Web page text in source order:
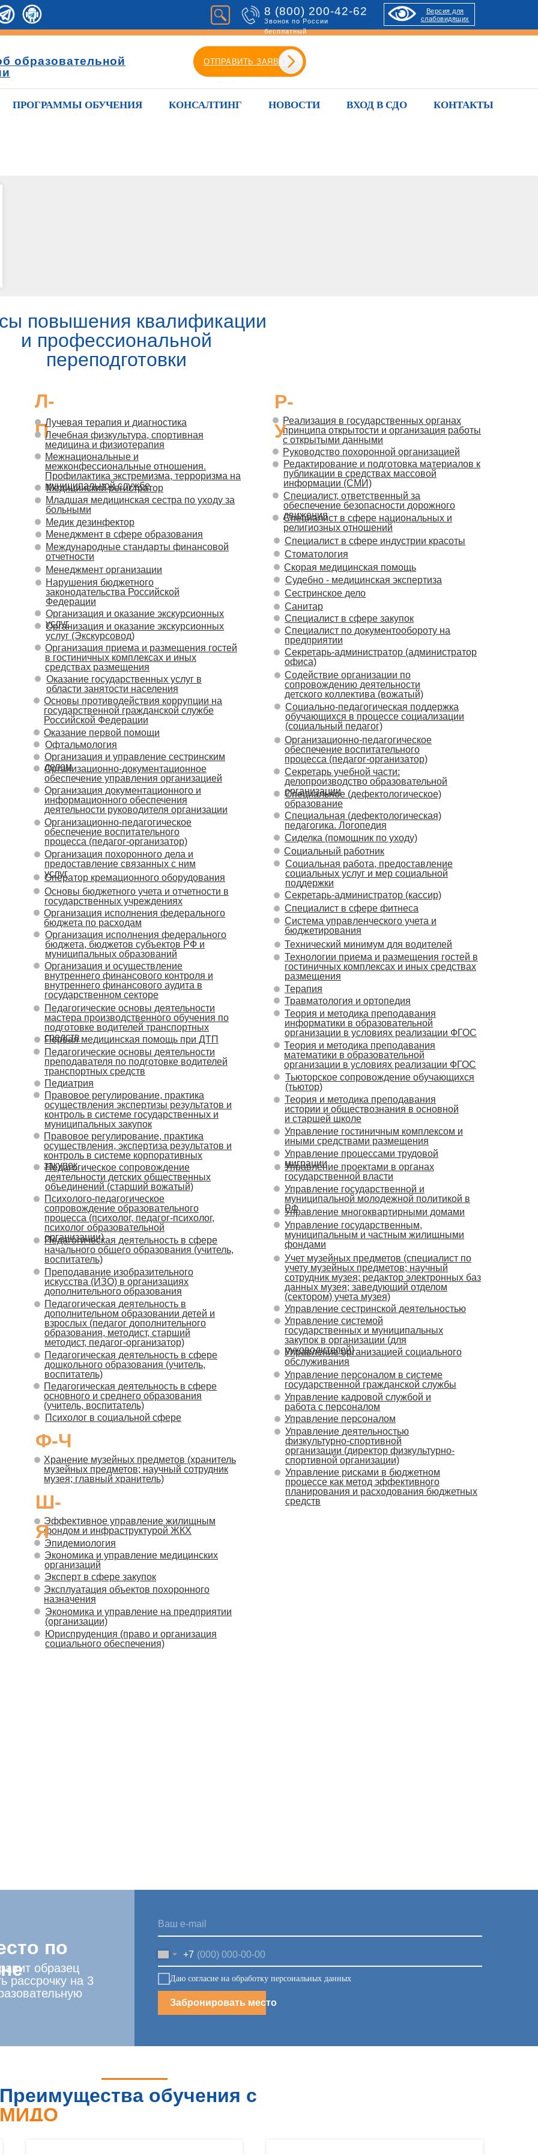
8 (800) 200-42-62
Звонок по России
бесплатный
ОТПРАВИТЬ ЗАЯВКУ
Версия для
слабовидящих
образовательной
ПРОГРАММЫ ОБУЧЕНИЯ КОНСАЛТИНГ НОВОСТИ ВХОД В СДО КОНТАКТЫ
повышения квалификации
и профессиональной
переподготовки
Л-
ПЛечебная физкультура, спортивная
медицина и физиотерапия
Лучевая терапия и диагностика
Межнациональные и
межконфессиональные отношения.
Профилактика экстремизма, терроризма на
муниципальной службе
Медицинский регистратор
Медик дезинфектор
Младшая медицинская сестра по уходу за
больными
Менеджмент организации
Менеджмент в сфере образования
Международные стандарты финансовой
отчетности
Нарушения бюджетного
законодательства Российской
Федерации
Организация и оказание экскурсионных
услуг
Организация и оказание экскурсионных
услуг (Экскурсовод)
Организация приема и размещения гостей
в гостиничных комплексах и иных
средствах размещения
Оказание государственных услуг в
области занятости населения
Основы противодействия коррупции на
государственной гражданской службе
Российской Федерации
Оказание первой помощи
Офтальмология
Организационно-документационное
обеспечение управления организацией
Организация и управление сестринским
делом
Организация документационного и
информационного обеспечения
деятельности руководителя организации
Реализация в государственных органах
принципа открытости и организация работы
с открытыми данными
Руководство похоронной организацией
Специалист, ответственный за
обеспечение безопасности дорожного
движения
Редактирование и подготовка материалов к
публикации в средствах массовой
информации (СМИ)
Специалист в сфере национальных и
религиозных отношений
Р-
У
Стоматология
Специалист в сфере индустрии красоты
Скорая медицинская помощь
Судебно - медицинская экспертиза
Специалист в сфере закупок
Сестринское дело
Санитар
Специалист по документообороту на
предприятии
Секретарь-администратор (администратор
офиса)
Содействие организации по
сопровождению деятельности
детского коллектива (вожатый)
Социально-педагогическая поддержка
обучающихся в процессе социализации
(социальный педагог)
Специальное (дефектологическое)
образование
Организационно-педагогическое
обеспечение воспитательного
процесса (педагог-организатор)
Секретарь учебной части:
делопроизводство образовательной
организации
Сиделка (помощник по уходу)
Специальная (дефектологическая)
педагогика. Логопедия
Социальный работник
Социальная работа, предоставление
социальных услуг и мер социальной
поддержки
Система управленческого учета и
бюджетирования
Секретарь-администратор (кассир)
Специалист в сфере фитнеса
Технический минимум для водителей
Технологии приема и размещения гостей в
гостиничных комплексах и иных средствах
размещения
Терапия
Травматология и ортопедия
Теория и методика преподавания
информатики в образовательной
организации в условиях реализации ФГОС
Теория и методика преподавания
математики в образовательной
организации в условиях реализации ФГОС
Тьюторское сопровождение обучающихся
(тьютор)
Теория и методика преподавания
истории и обществознания в основной
и старшей школе
Управление процессами трудовой
миграции
Управление гостиничным комплексом и
иными средствами размещения
Управление проектами в органах
государственной власти
Управление государственной и
муниципальной молодежной политикой в
РФ
Управление государственным,
муниципальным и частным жилищными
фондами
Управление многоквартирными домами
Управление сестринской деятельностью
Учет музейных предметов (специалист по
учету музейных предметов; научный
сотрудник музея; редактор электронных баз
данных музея; заведующий отделом
(сектором) учета музея)
Управление персоналом в системе
государственной гражданской службы
Управление системой
государственных и муниципальных
закупок в организации (для
руководителей)
Управление организацией социального
обслуживания
Управление кадровой службой и
работа с персоналом
Управление персоналом
Управление деятельностью
физкультурно-спортивной
организации (директор физкультурно-
спортивной организации)
Управление рисками в бюджетном
процессе как метод эффективного
планирования и расходования бюджетных
средств
Организационно-педагогическое
обеспечение воспитательного
процесса (педагог-организатор)
Основы бюджетного учета и отчетности в
государственных учреждениях
Организация похоронного дела и
предоставление связанных с ним
услуг
Оператор кремационного оборудования
Организация исполнения федерального
бюджета по расходам
Организация исполнения федерального
бюджета, бюджетов субъектов РФ и
муниципальных образований
Организация и осуществление
внутреннего финансового контроля и
внутреннего финансового аудита в
государственном секторе
Педагогические основы деятельности
мастера производственного обучения по
подготовке водителей транспортных
средств
Первая медицинская помощь при ДТП
Педагогические основы деятельности
преподавателя по подготовке водителей
транспортных средств
Педиатрия
Правовое регулирование, практика
осуществления экспертизы результатов и
контроль в системе государственных и
муниципальных закупок
Правовое регулирование, практика
осуществления, экспертиза результатов и
контроль в системе корпоративных
закупок
Педагогическое сопровождение
деятельности детских общественных
объединений (старший вожатый)
Психолого-педагогическое
сопровождение образовательного
процесса (психолог, педагог-психолог,
психолог образовательной
организации)
Преподавание изобразительного
искусства (ИЗО) в организациях
дополнительного образования
Педагогическая деятельность в сфере
начального общего образования (учитель,
воспитатель)
Педагогическая деятельность в
дополнительном образовании детей и
взрослых (педагог дополнительного
образования, методист, старший
методист, педагог-организатор)
Педагогическая деятельность в сфере
дошкольного образования (учитель,
воспитатель)
Педагогическая деятельность в сфере
основного и среднего образования
(учитель, воспитатель)
Психолог в социальной сфере
Хранение музейных предметов (хранитель
музейных предметов; научный сотрудник
музея; главный хранитель)
Ф-Ч
Эффективное управление жилищным
фондом и инфраструктурой ЖКХ
Ш-
Я
Эпидемиология
Экономика и управление медицинских
организаций
Эксперт в сфере закупок
Эксплуатация объектов похоронного
назначения
Экономика и управление на предприятии
(организации)
Юриспруденция (право и организация
социального обеспечения)
+7
Даю согласие на обработку персональных данных
Забронировать место
по
образец
рассрочку на 3
Преимущества обучения с
МИДО